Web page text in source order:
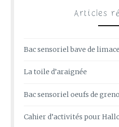
Articles
Bac sensoriel bave de limace
La toile d’araignée
Bac sensoriel oeufs de
Cahier d’activités pour